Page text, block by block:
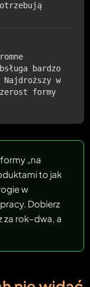
bardzo
w
formy
„na
to jak
w
Dobierz
za rok–dwa, a